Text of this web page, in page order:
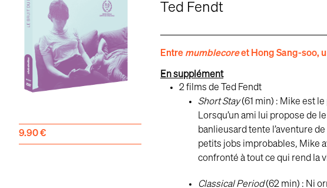
9.90€
Ted Fendt
Entre mumblecoreet Hong Sang-soo,
En supplément
2 films de Ted Fendt
Short Stay(61 min) : Mike est
Lorsqu’un ami lui propose de
banlieusard tente l’aventure
petits jobs improbables, Mike
confronté à tout ce qui rend la
Classical Period(62 min) : Ni